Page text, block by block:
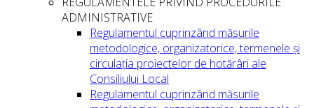
ADMINISTRATIVE
Regulamentul cuprinzând măsurile
metodologice, organizatorice, termenele și
circulația proiectelor de hotărâri ale
Consiliului Local
Regulamentul cuprinzând măsurile